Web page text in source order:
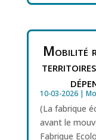
Mobilité
territoires
10-03-2026|
(La fabrique
avant le
Fabrique